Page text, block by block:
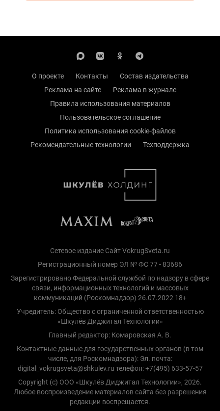
О проекте Контакты
Состав издательства
Реклама на сайте
Реклама в журнале
Правила использования материалов
Пользовательское соглашение
Политика использования cookie-файлов
Рекомендательные технологии
Техподдержка
Сетевое издание Сайт VokrugSveta.ru
Регистрационный номер ЭЛ № ФС 77 - 83686
Зарегистрировано Федеральной службой по надзору в сфере
связи, информационных технологий и массовых
коммуникаций (Роскомнадзор) 26.07.2022 18+
Учредитель: Общество с ограниченной ответственностью
«Шкулёв Диджитал Технологии»
Главный редактор: Комаровская А. В.
Контактные данные для государственных органов (в том
числе, для Роскомнадзора): Эл. почта:
digital_vokrugsveta@shkulev.ru телефон: +7(495) 633-57-57
Copyright (с) ООО «Шкулёв Диджитал Технологии», 2026.
Любое воспроизведение материалов сайта без разрешения
редакции воспрещается.